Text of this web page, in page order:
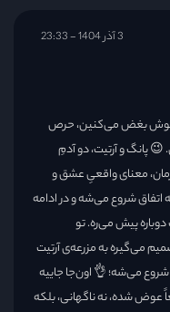
توش بغض می‌کنین، حرص
پانگ و آرتیت، دو آدمِ
معنای واقعیِ عشق و
اتفاق شروع می‌شه و در ادامه
پیش می‌ره. تو
می‌گیره به مزرعه‌ی آرتیت
می‌شه؛ 👌 اون‌جا جاییه
عوض شده، نه ناگهانی، بلکه
3 آذر 1404 - 23:33